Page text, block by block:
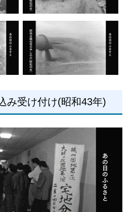
み受け付け(昭和43年)